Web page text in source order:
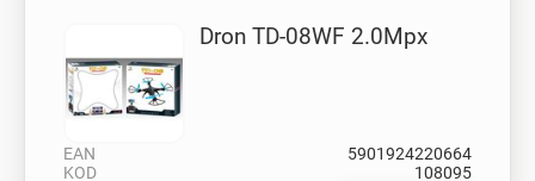
Dron TD-08WF 2.0Mpx
EAN
5901924220664
KOD
108095